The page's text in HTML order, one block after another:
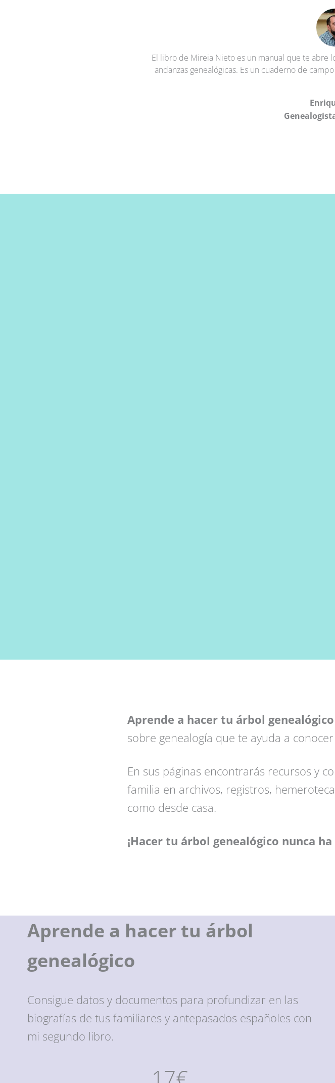
El libro de Mireia Nieto es un manual que te abre
andanzas genealógicas. Es un cuaderno de
Aprende a hacer tu árbol genealógico
sobre genealogía que te ayuda a
En sus páginas encontrarás recursos y
familia en archivos, registros,
como desde casa.
¡Hacer tu árbol genealógico nunca
Aprende a hacer tu árbol
genealógico
Consigue datos y documentos para profundizar en las
biografías de tus familiares y antepasados españoles con
mi segundo libro.